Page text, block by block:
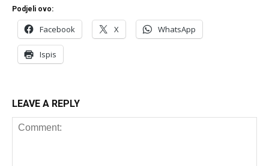
Podjeli ovo:
Facebook X WhatsApp
Ispis
LEAVE A REPLY